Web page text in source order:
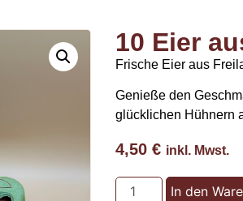
10 Eier
Frische Eier aus
Genieße den
glücklichen Hühnern
4,50 € inkl. Mwst.
In den